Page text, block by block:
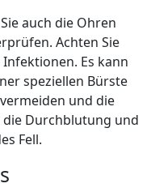
auch die Ohren
Achten Sie
Es kann
speziellen Bürste
und die
Durchblutung und
Fell.